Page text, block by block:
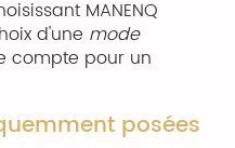
MANENQ
d'une mode
compte pour un
posées